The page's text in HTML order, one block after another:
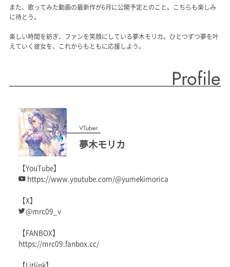
また、歌ってみた動画の最新作が6月に公開予定とのこと。こちらも楽しみ
に待とう。
楽しい時間を紡ぎ、ファンを笑顔にしている夢木モリカ。ひとつずつ夢を叶
えていく彼女を、これからもともに応援しよう。
Profile
VTuber
夢木モリカ
【YouTube】
https://www.youtube.com/@yumekimorica
【X】
@mrc09_v
【FANBOX】
https://mrc09.fanbox.cc/
【Litlink】